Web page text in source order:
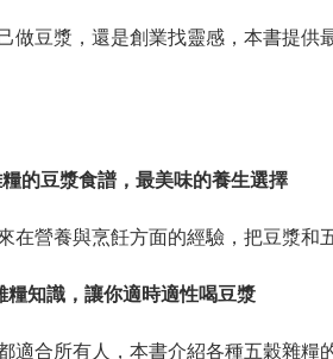
做豆漿，還是創業找靈感，本書提供
的豆漿食譜，最美味的養生選擇
在營養與烹飪方面的經驗，把豆漿和
糧知識，讓你適時適性喝豆漿
適合所有人，本書介紹各種五穀雜糧